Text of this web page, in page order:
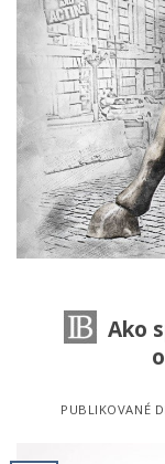
Ako
PUBLIKOVANÉ